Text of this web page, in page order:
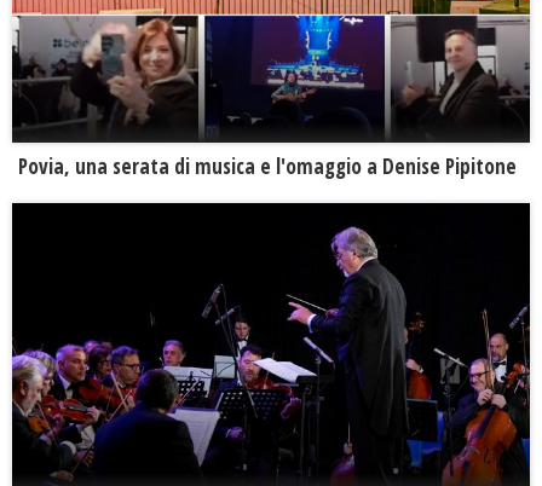
Povia, una serata di musica e l'omaggio a Denise Pipitone